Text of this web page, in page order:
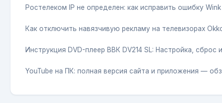
Ростелеком IP не определен: как исправить ошибку Wink
Как отключить навязчивую рекламу на телевизорах
Инструкция DVD-плеер ВВК DV214 SL: Настройка, сброс
YouTube на ПК: полная версия сайта и приложения —